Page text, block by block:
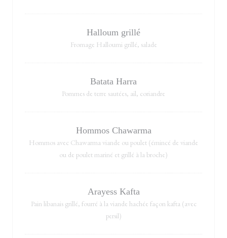
Halloum grillé
Fromage Halloumi grillé, salade
Batata Harra
Pommes de terre sautées, ail, coriandre
Hommos Chawarma
Hommos avec Chawarma viande ou poulet (émincé de viande
ou de poulet mariné et grillé à la broche)
Arayess Kafta
Pain libanais grillé, fourré à la viande hachée façon kafta (avec
persil)